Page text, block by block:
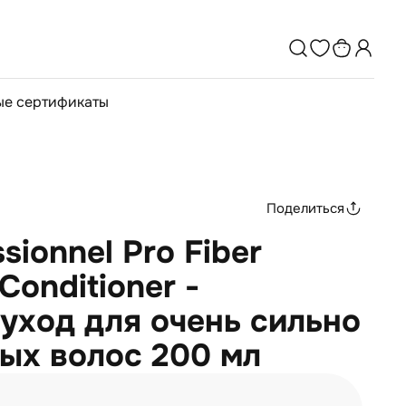
сертификаты
Поделиться
Pro Fiber
-
для очень сильно
волос 200 мл